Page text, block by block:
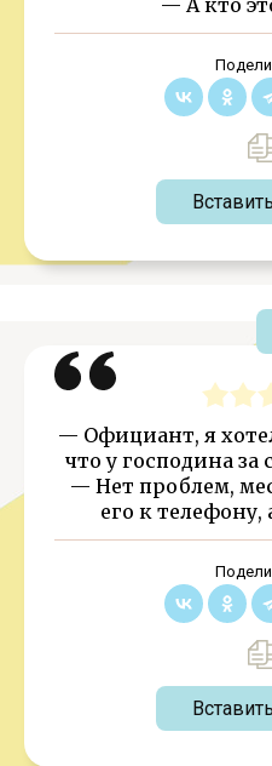
— А кто
— Официант, я
что у господина
— Нет проблем,
его к телефону,